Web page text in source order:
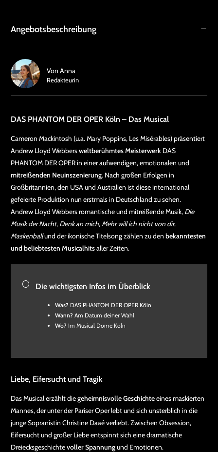
Angebotsbeschreibung
DAS PHANTOM DER OPER Köln – Das Musical
Cameron Mackintosh (u.a. Mary Poppins, Les Misérables) präsentiert
Andrew Lloyd Webbersweltberühmtes Meisterwerk DAS
PHANTOM DER OPER in einer aufwendigen, emotionalen und
mitreißenden Neuinszenierung. Nach großen Erfolgen in
Großbritannien, den USA und Australien ist diese international
gefeierte Produktion nun erstmals in Deutschland zu sehen.
Andrew Lloyd Webbers romantische und mitreißende Musik, Die
Musik der Nacht, Denk an mich,Mehr will ich nicht von dir,
Maskenballund der ikonische Titelsong zählen zu den bekanntesten
und beliebtesten Musicalhitsaller Zeiten.
Die wichtigsten Infos im Überblick
Was? DAS PHANTOM DER OPER Köln
Wann? Am Datum deiner Wahl
Wo? Im Musical Dome Köln
Liebe, Eifersucht und Tragik
Das Musical erzählt diegeheimnisvolle Geschichteeines maskierten
Mannes, der unter der Pariser Oper lebt und sich unsterblich in die
junge Sopranistin Christine Daaé verliebt. Zwischen Obsession,
Eifersucht und großer Liebe entspinnt sich eine dramatische
Dreiecksgeschichtevoller Spannungund Emotionen.
Von Anna
Redakteurin